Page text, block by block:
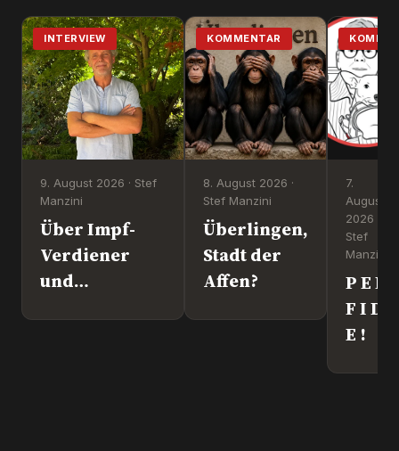
INTERVIEW
9. August 2026 · Stef
Manzini
Über Impf-
Verdiener
und
KOMMENTAR
8. August 2026 ·
Stef Manzini
Überlingen,
Stadt der
Affen?
7.
August
2026 ·
Stef
Manzini
P E R
F I D
E !